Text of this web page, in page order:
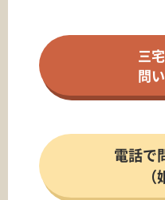
三
問
電話で